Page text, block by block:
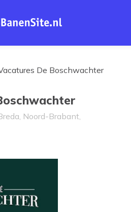
Homepage
De Boschwachter
Noord-Brabant,